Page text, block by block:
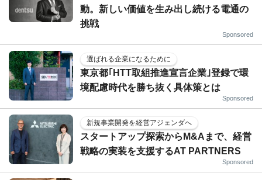
動。新しい価値を生み出し続ける電通の
挑戦
Sponsored
選ばれる企業になるために
東京都｢HTT取組推進宣言企業｣登録で環
境配慮時代を勝ち抜く具体策とは
Sponsored
新規事業開発を経営アジェンダへ
スタートアップ探索からM&Aまで、経営
戦略の実装を支援するAT PARTNERS
Sponsored